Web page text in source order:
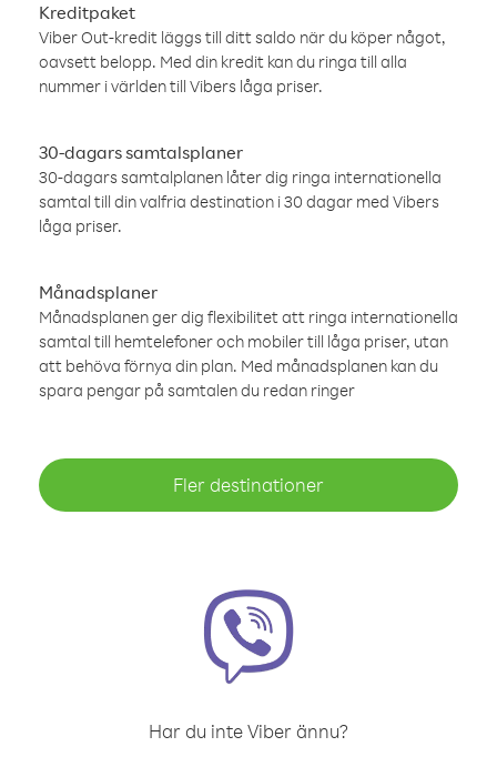
Kreditpaket
Viber Out-kredit läggs till ditt saldo när du köper något,
oavsett belopp. Med din kredit kan du ringa till alla
nummer i världen till Vibers låga priser.
30-dagars samtalsplaner
30-dagars samtalplanen låter dig ringa internationella
samtal till din valfria destination i 30 dagar med Vibers
låga priser.
Månadsplaner
Månadsplanen ger dig flexibilitet att ringa internationella
samtal till hemtelefoner och mobiler till låga priser, utan
att behöva förnya din plan. Med månadsplanen kan du
spara pengar på samtalen du redan ringer
Fler destinationer
Har du inte Viber ännu?